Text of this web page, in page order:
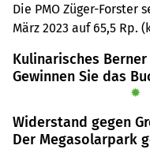
Die PMO Züger-Forster
März 2023 auf 65,5 Rp.
europäischen
PMO, findet die
Kulinarisches
Gewinnen Sie das
✹
Widerstand gegen
Der Megasolarpark